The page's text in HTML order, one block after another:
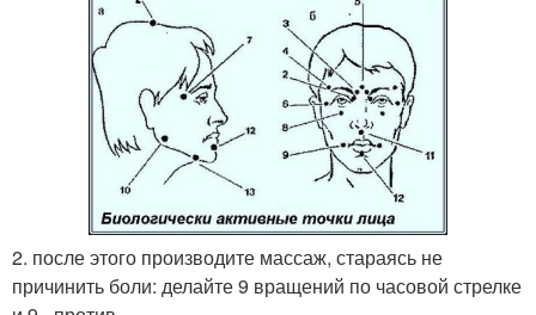
2. после этого производите массаж, стараясь не
причинить боли: делайте 9 вращений по часовой стрелке